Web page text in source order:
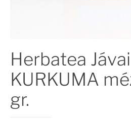
Herbatea Jávai
KURKUMA
gr.